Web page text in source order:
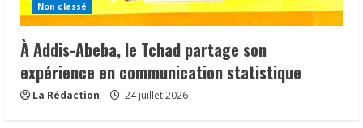
Non classé
À Addis-Abeba, le Tchad partage son
expérience en communication statistique
La Rédaction 24 juillet 2026